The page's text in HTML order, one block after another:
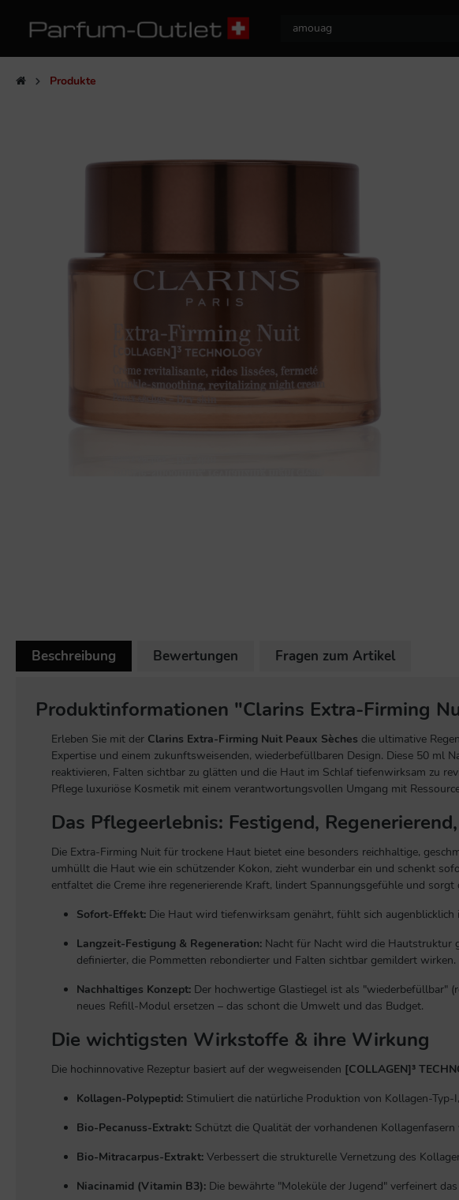
Produkte
Beschreibung Bewertungen Fragen zum Artikel
Produktinformationen "Clarins Extra-Firming
Erleben Sie mit der Clarins Extra-Firming Nuit Peaux Sèches die ultimative
Expertise und einem zukunftsweisenden, wiederbefüllbaren Design. Diese 50 ml
reaktivieren, Falten sichtbar zu glätten und die Haut im Schlaf tiefenwirksam zu
Pflege luxuriöse Kosmetik mit einem verantwortungsvollen Umgang mit
Das Pflegeerlebnis: Festigend,
Die Extra-Firming Nuit für trockene Haut bietet eine besonders reichhaltige,
umhüllt die Haut wie ein schützender Kokon, zieht wunderbar ein und schenkt
entfaltet die Creme ihre regenerierende Kraft, lindert Spannungsgefühle und
Sofort-Effekt: Die Haut wird tiefenwirksam genährt, fühlt sich
Langzeit-Festigung & Regeneration: Nacht für Nacht wird die Hautstruktur
definierter, die Pommetten rebondierter und Falten sichtbar gemildert wirken.
Nachhaltiges Konzept: Der hochwertige Glastiegel ist als "wiederbefüllbar"
neues Refill-Modul ersetzen – das schont die Umwelt und das Budget.
Die wichtigsten Wirkstoffe & ihre Wirkung
Die hochinnovative Rezeptur basiert auf der wegweisenden [COLLAGEN]³
Kollagen-Polypeptid: Stimuliert die natürliche Produktion von Kollagen-
Bio-Pecanuss-Extrakt: Schützt die Qualität der vorhandenen
Bio-Mitracarpus-Extrakt: Verbessert die strukturelle Vernetzung des
Niacinamid (Vitamin B3): Die bewährte "Moleküle der Jugend" verfeinert